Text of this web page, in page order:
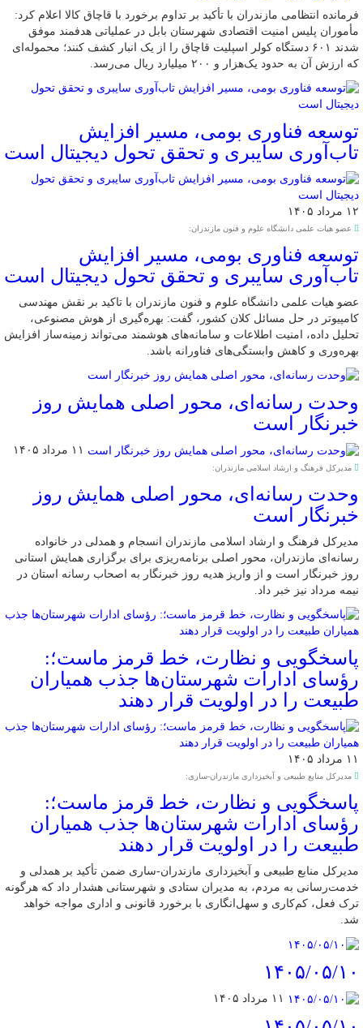
فرمانده انتظامی مازندران با تأکید بر تداوم برخورد با قاچاق کالا اعلام کرد:
مأموران پلیس امنیت اقتصادی شهرستان بابل در عملیاتی هدفمند موفق
شدند ۶۰۱ دستگاه کولر اسپلیت قاچاق را از یک انبار کشف کنند؛ محموله‌ای
که ارزش آن به حدود یک‌هزار و ۲۰۰ میلیارد ریال می‌رسد.
توسعه فناوری بومی، مسیر افزایش
تاب‌آوری سایبری و تحقق تحول دیجیتال است
۱۲ مرداد ۱۴۰۵
عضو هیات علمی دانشگاه علوم و فنون مازندران:
توسعه فناوری بومی، مسیر افزایش
تاب‌آوری سایبری و تحقق تحول دیجیتال است
عضو هیات علمی دانشگاه علوم و فنون مازندران با تاکید بر نقش مهندسی
کامپیوتر در حل مسائل کلان کشور، گفت: بهره‌گیری از هوش مصنوعی،
تحلیل داده، امنیت اطلاعات و سامانه‌های هوشمند می‌تواند زمینه‌ساز افزایش
بهره‌وری و کاهش وابستگی‌های فناورانه باشد.
وحدت رسانه‌ای، محور اصلی همایش روز
خبرنگار است
۱۱ مرداد ۱۴۰۵
مدیرکل فرهنگ و ارشاد اسلامی مازندران:
وحدت رسانه‌ای، محور اصلی همایش روز
خبرنگار است
مدیرکل فرهنگ و ارشاد اسلامی مازندران انسجام و همدلی در خانواده
رسانه‌ای مازندران، محور اصلی برنامه‌ریزی برای برگزاری همایش استانی
روز خبرنگار است و از واریز هدیه روز خبرنگار به اصحاب رسانه استان در
نیمه مرداد نیز خبر داد.
پاسخگویی و نظارت، خط قرمز ماست؛:
رؤسای ادارات شهرستان‌ها جذب همیاران
طبیعت را در اولویت قرار دهند
۱۱ مرداد ۱۴۰۵
مدیرکل منابع طبیعی و آبخیزداری مازندران-ساری:
پاسخگویی و نظارت، خط قرمز ماست؛:
رؤسای ادارات شهرستان‌ها جذب همیاران
طبیعت را در اولویت قرار دهند
مدیرکل منابع طبیعی و آبخیزداری مازندران-ساری ضمن تأکید بر همدلی و
خدمت‌رسانی به مردم، به مدیران ستادی و شهرستانی هشدار داد که هرگونه
ترک فعل، کم‌کاری و سهل‌انگاری با برخورد قانونی و اداری مواجه خواهد
شد.
۱۴۰۵/۰۵/۱۰
۱۱ مرداد ۱۴۰۵